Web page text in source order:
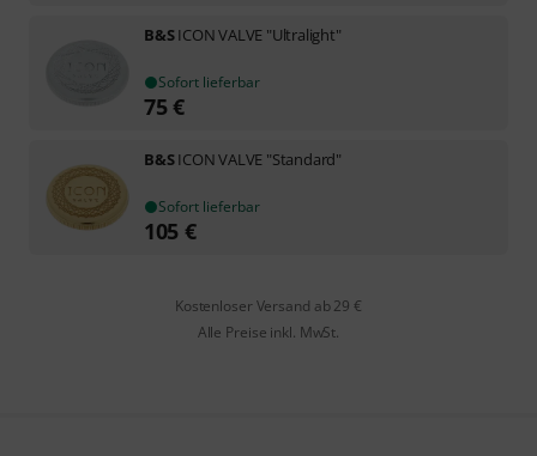
B&SICON VALVE "Ultralight"
Sofort lieferbar
75€
B&SICON VALVE "Standard"
Sofort lieferbar
105 €
Kostenloser Versand ab 29 €
Alle Preise inkl. MwSt.